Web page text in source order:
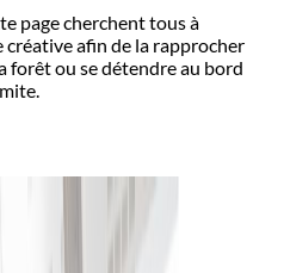
page cherchent tous à
créative afin de la rapprocher
forêt ou se détendre au bord